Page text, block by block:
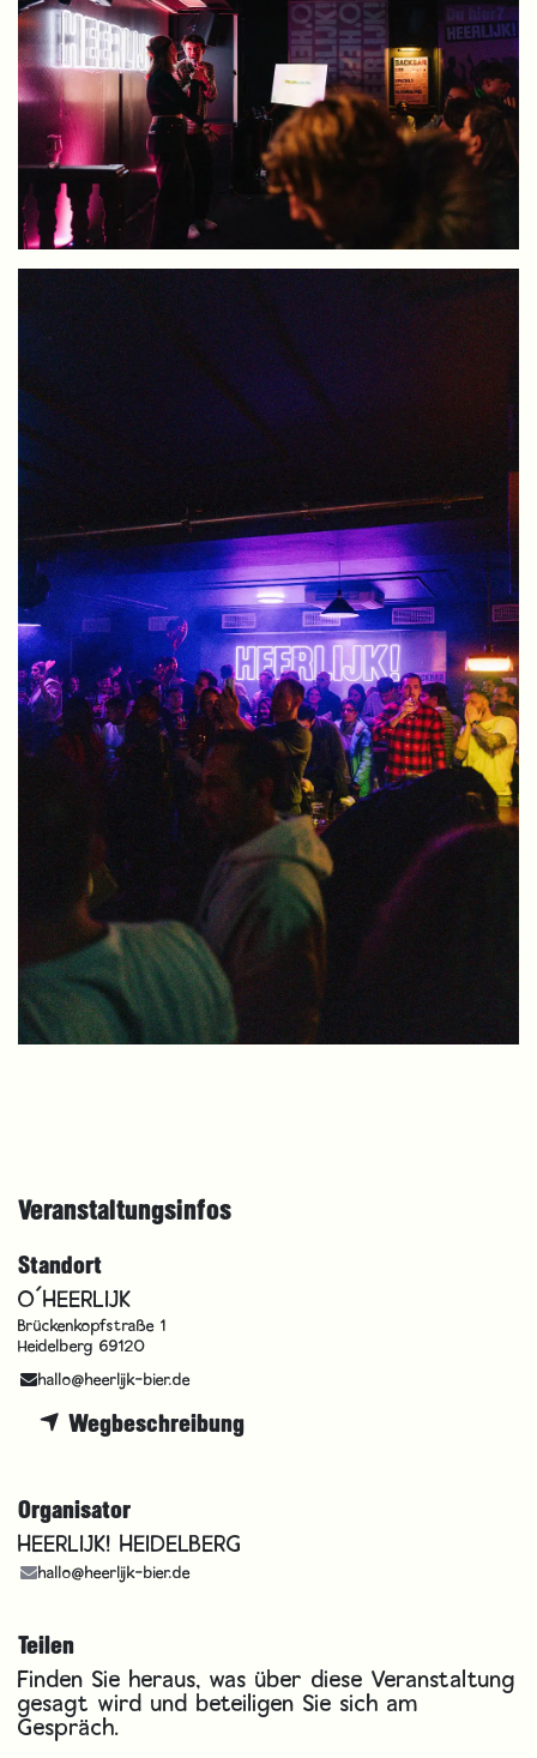
Veranstaltungsinfos
Standort
O´HEERLIJK
Brückenkopfstraße 1
Heidelberg 69120
hallo@heerlijk-bier.de
Wegbeschreibung
Organisator
HEERLIJK! HEIDELBERG
hallo@heerlijk-bier.de
Teilen
Finden Sie heraus, was über diese Veranstaltung
gesagt wird und beteiligen Sie sich am
Gespräch.